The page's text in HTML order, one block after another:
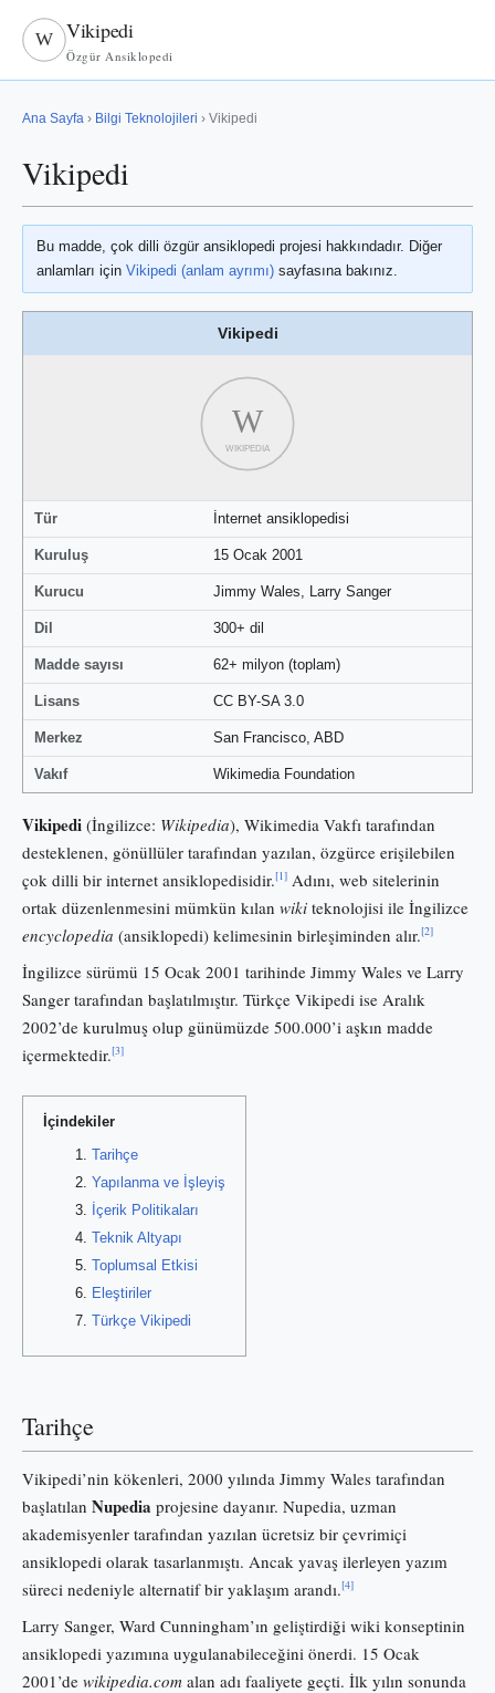
W Vikipedi
Özgür Ansiklopedi
Ana Sayfa › Bilgi Teknolojileri › Vikipedi
Vikipedi
Bu madde, çok dilli özgür ansiklopedi projesi hakkındadır. Diğer
anlamları için Vikipedi (anlam ayrımı) sayfasına bakınız.
Vikipedi
W
WIKIPEDIA
Tür İnternet ansiklopedisi
Kuruluş 15 Ocak 2001
Kurucu Jimmy Wales, Larry Sanger
Dil 300+ dil
Madde sayısı 62+ milyon (toplam)
Lisans CC BY-SA 3.0
Merkez San Francisco, ABD
Vakıf Wikimedia Foundation
Vikipedi (İngilizce: Wikipedia), Wikimedia Vakfı tarafından
desteklenen, gönüllüler tarafından yazılan, özgürce erişilebilen
çok dilli bir internet ansiklopedisidir.[1] Adını, web sitelerinin
ortak düzenlenmesini mümkün kılan wiki teknolojisi ile İngilizce
encyclopedia (ansiklopedi) kelimesinin birleşiminden alır.[2]
İngilizce sürümü 15 Ocak 2001 tarihinde Jimmy Wales ve Larry
Sanger tarafından başlatılmıştır. Türkçe Vikipedi ise Aralık
2002’de kurulmuş olup günümüzde 500.000’i aşkın madde
içermektedir.[3]
İçindekiler
Tarihçe
Yapılanma ve İşleyiş
İçerik Politikaları
Teknik Altyapı
Toplumsal Etkisi
Eleştiriler
Türkçe Vikipedi
Tarihçe
Vikipedi’nin kökenleri, 2000 yılında Jimmy Wales tarafından
başlatılan Nupedia projesine dayanır. Nupedia, uzman
akademisyenler tarafından yazılan ücretsiz bir çevrimiçi
ansiklopedi olarak tasarlanmıştı. Ancak yavaş ilerleyen yazım
süreci nedeniyle alternatif bir yaklaşım arandı.[4]
Larry Sanger, Ward Cunningham’ın geliştirdiği wiki konseptinin
ansiklopedi yazımına uygulanabileceğini önerdi. 15 Ocak
2001’de wikipedia.com alan adı faaliyete geçti. İlk yılın sonunda